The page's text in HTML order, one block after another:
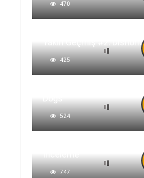
470
Yakın Geçmiş #2:
425
524
Shadow of the Tomb
747